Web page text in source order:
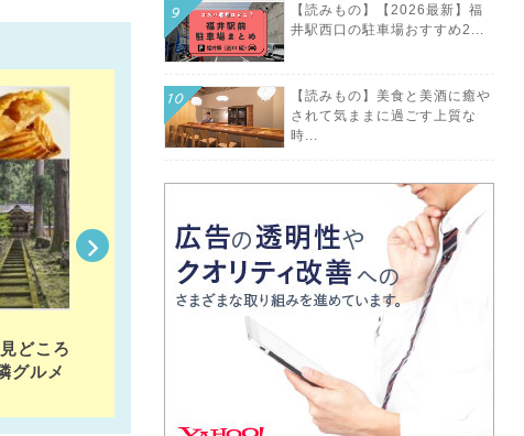
どころ
グルメ
福井県内の「道の駅」全21駅まとめ！ グルメや近
すすめスポットなど編集部オススメの見どころも紹
【読みもの】【2026最新】福
井駅西口の駐車場おすすめ2...
【読みもの】美食と美酒に癒や
されて気ままに過ごす上質な
時...